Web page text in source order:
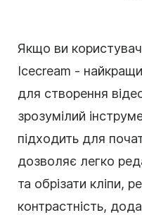
Якщо ви
Icecream -
для створення
зрозумілий
підходить для
дозволяє легко
та обрізати кліпи,
контрастність,